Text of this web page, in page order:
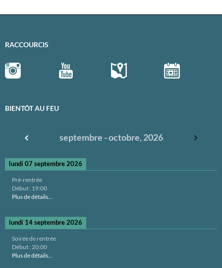
RACCOURCIS
BIENTÔT AU FEU
septembre - octobre, 2026
lundi 07 septembre 2026
Pré-rentrée
Début : 19:00
Plus de détails...
lundi 14 septembre 2026
Soirée de rentrée
Début : 20:00
Plus de détails...